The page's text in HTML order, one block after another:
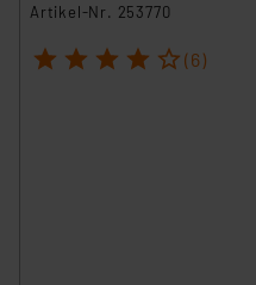
Artikel-Nr. 253770
1 2 3 4 5 (6)